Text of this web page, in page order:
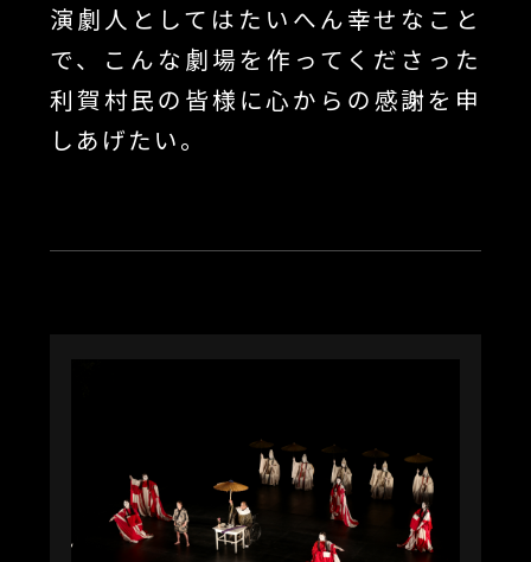
演劇人としてはたいへん幸せなこと
で、こんな劇場を作ってくださった
利賀村民の皆様に心からの感謝を申
しあげたい。